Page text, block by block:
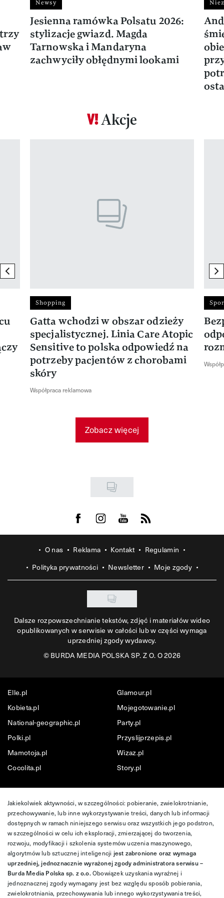
Newsy
Jesienna ramówka Polsatu 2026:
stylizacje gwiazd. Magda
Tarnowska i Mandaryna
zachwyciły obłędnymi lookami
Akcje
previous element
Shopping
Gatta wchodzi w obszar odzieży
specjalistycznej. Linia Care Atopic
Sensitive to polska odpowiedź na
potrzeby pacjentów z chorobami
skóry
Współpraca reklamowa
Zobacz więcej
Visit us on Facebook
Visit us on Instagram
Visit us on Youtube
Visit us on Rss
O nas Reklama Kontakt
Regulamin
Polityka prywatności
Newsletter Moje zgody
Dalsze rozpowszechnianie tekstów, zdjęć i materiałów wideo
opublikowanych w serwisie w całości lub w części wymaga
uprzedniej zgody wydawcy.
©BURDA MEDIA POLSKA SP. Z O. O 2026
Elle.pl
Glamour.pl
Kobieta.pl
Mojegotowanie.pl
National-geographic.pl
Party.pl
Polki.pl
Przyslijprzepis.pl
Mamotoja.pl
Wizaz.pl
Cocolita.pl
Story.pl
Jakiekolwiek aktywności, w szczególności: pobieranie, zwielokrotnianie,
przechowywanie, lub inne wykorzystywanie treści, danych lub informacji
dostępnych w ramach niniejszego serwisu oraz wszystkich jego podstron,
w szczególności w celu ich eksploracji, zmierzającej do tworzenia,
rozwoju, modyfikacji i szkolenia systemów uczenia maszynowego,
algorytmów lub sztucznej inteligencji jest zabronione oraz wymaga
uprzedniej, jednoznacznie wyrażonej zgody administratora serwisu –
Burda Media Polska sp. z o.o.Obowiązek uzyskania wyraźnej i
jednoznacznej zgody wymagany jest bez względu sposób pobierania,
zwielokrotniania, przechowywania lub innego wykorzystywania treści,